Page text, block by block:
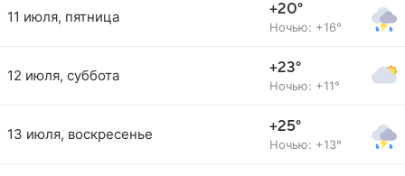
11 июля, пятница +20°
Ночью: +16°
12 июля, суббота +23°
Ночью: +11°
13 июля, воскресенье +25°
Ночью: +13°